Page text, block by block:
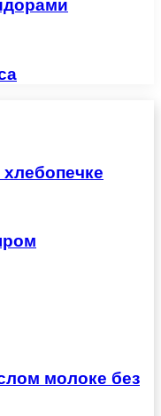
молоке без